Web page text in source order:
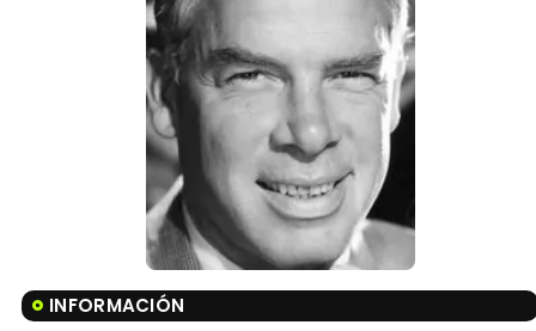
INFORMACIÓN